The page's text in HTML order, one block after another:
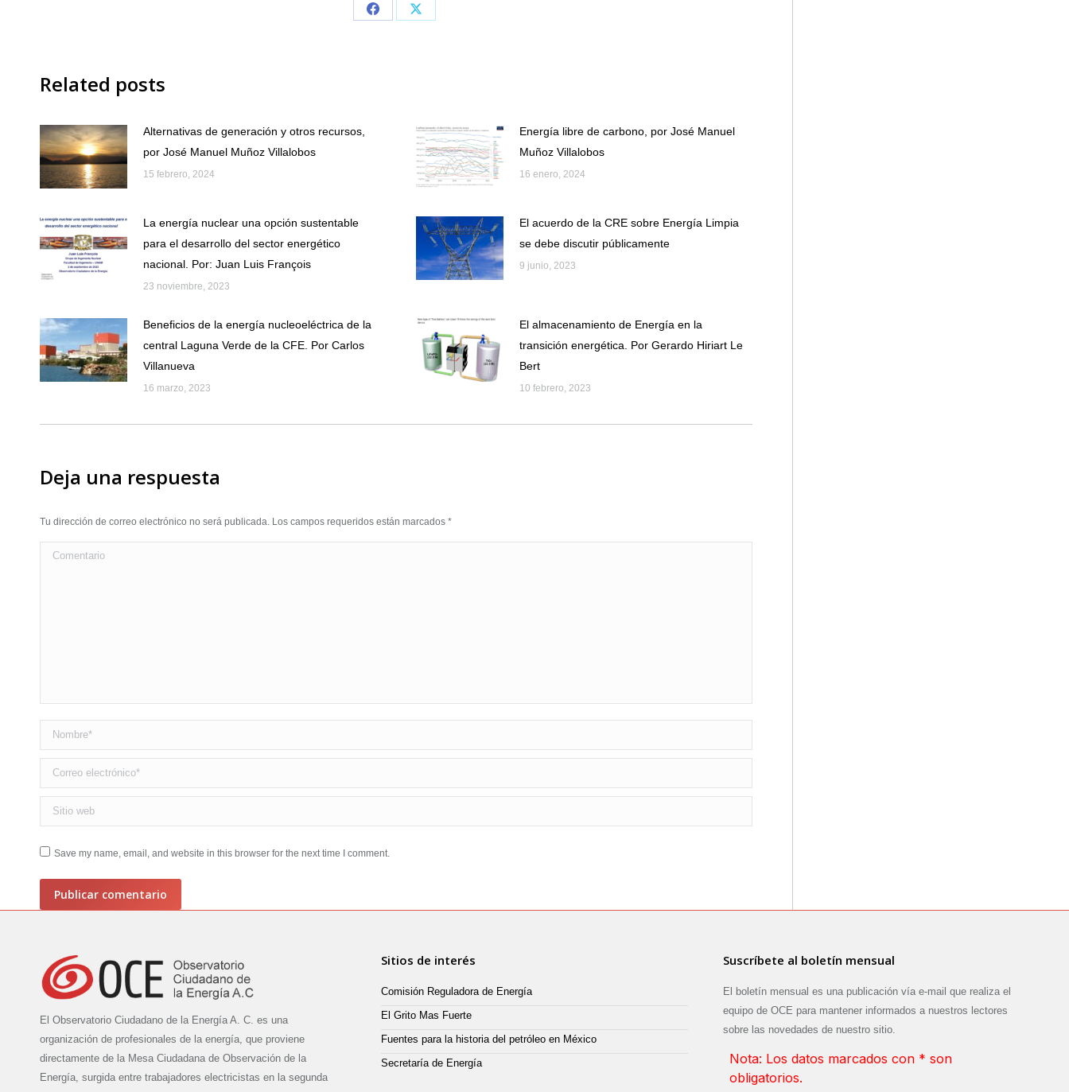
Share
Share
Related posts
Alternativas de generación y otros recursos,
por José Manuel Muñoz Villalobos
15 febrero, 2024
Energía libre de carbono, por José Manuel
Muñoz Villalobos
16 enero, 2024
La energía nuclear una opción sustentable
para el desarrollo del sector energético
nacional. Por: Juan Luis François
23 noviembre, 2023
El acuerdo de la CRE sobre Energía Limpia
se debe discutir públicamente
9 junio, 2023
Beneficios de la energía nucleoeléctrica de la
central Laguna Verde de la CFE. Por Carlos
Villanueva
16 marzo, 2023
El almacenamiento de Energía en la
transición energética. Por Gerardo Hiriart Le
Bert
10 febrero, 2023
Deja una respuesta
Tu dirección de correo electrónico no será publicada. Los campos requeridos están marcados *
Comentario
Nombre *
Correo electrónico *
Sitio web
Save my name, email, and website in this browser for the next time I comment.
Publicar comentario
El Observatorio Ciudadano de la Energía A. C. es una
organización de profesionales de la energía, que proviene
directamente de la Mesa Ciudadana de Observación de la
Energía, surgida entre trabajadores electricistas en la segunda
Sitios de interés
Comisión Reguladora de Energía
El Grito Mas Fuerte
Fuentes para la historia del petróleo en México
Secretaría de Energía
Suscríbete al boletín mensual
El boletín mensual es una publicación vía e-mail que realiza el
equipo de OCE para mantener informados a nuestros lectores
sobre las novedades de nuestro sitio.